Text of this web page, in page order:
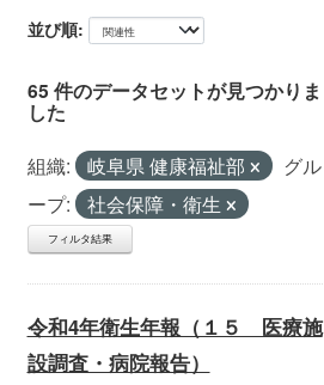
並び順
65 件のデータセットが見つかりま
した
組織: 岐阜県 健康福祉部
グル
ープ:
社会保障・衛生
フィルタ結果
令和4年衛生年報（１５ 医療施
設調査・病院報告）